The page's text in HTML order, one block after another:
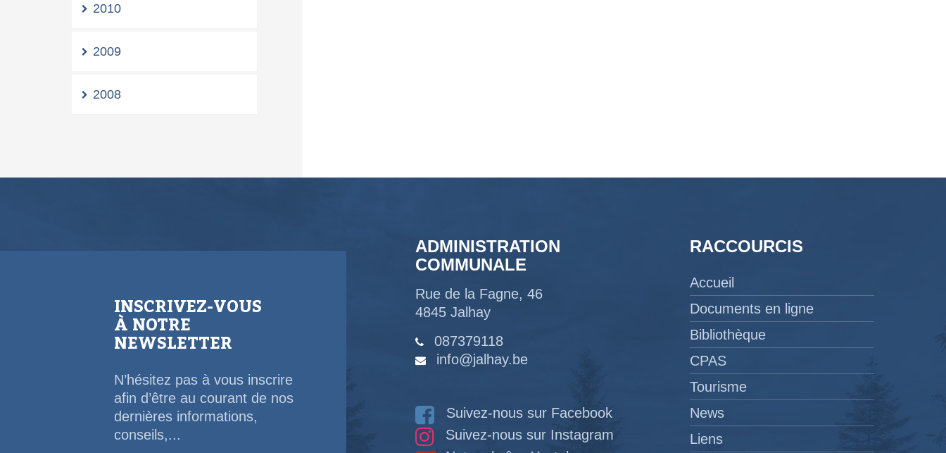
2010
2009
2008
INSCRIVEZ-VOUS
À NOTRE
NEWSLETTER
N’hésitez pas à vous inscrire
afin d’être au courant de nos
dernières informations,
conseils,...
ADMINISTRATION
COMMUNALE
Rue de la Fagne, 46
4845 Jalhay
087379118
info@jalhay.be
Suivez-nous sur Facebook
Suivez-nous sur Instagram
RACCOURCIS
Accueil
Documents en ligne
Bibliothèque
CPAS
Tourisme
News
Liens